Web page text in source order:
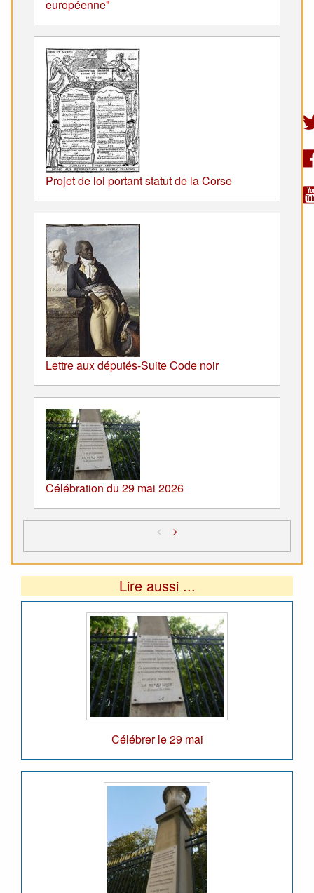
européenne"
Projet de loi portant statut de la Corse
Lettre aux députés-Suite Code noir
Célébration du 29 mai 2026
< >
Lire aussi ...
Célébrer le 29 mai